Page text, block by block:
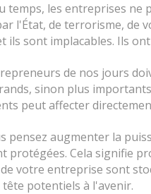
temps, les entreprises ne
l'État, de terrorisme, de
ils sont implacables. Ils
de nos jours
sinon plus
peut affecter
pensez augmenter la
protégées. Cela signifie
votre entreprise sont
tête potentiels à l'avenir.